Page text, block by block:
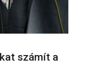
számít a